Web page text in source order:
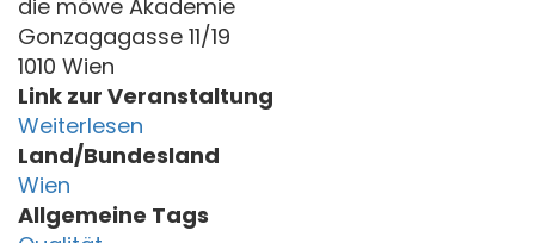
die möwe Akademie
Gonzagagasse 11/19
1010 Wien
Link zur Veranstaltung
Weiterlesen
Land/Bundesland
Wien
Allgemeine Tags